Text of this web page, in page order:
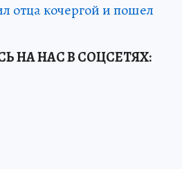
отца кочергой и пошел
НА НАС В СОЦСЕТЯХ: